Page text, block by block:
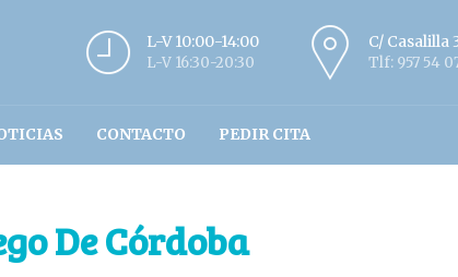
L-V 10:00-14:00
L-V 16:30-20:30
C/ Casalilla
Tlf: 957 54
CONTACTO PEDIR CITA
De Córdoba